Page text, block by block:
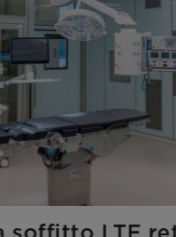
soffitto LTF